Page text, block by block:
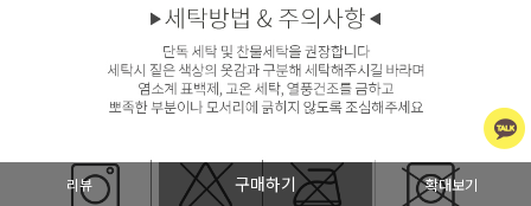
리뷰 구매하기 확대보기